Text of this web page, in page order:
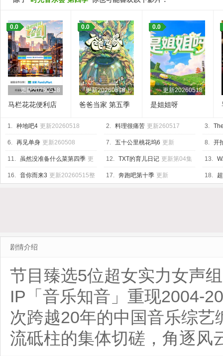
更新20260518
0.0
马栏花花便利店
更新20260518上
0.0
爸爸当家 第五季
更新20260518
0.0
是姐姐呀
1. 种地吧4 更新20260518 2. 料理很痛苦 更新260517 3.
6. 再见单身 更新260508 7. 五十公里桃花坞6 更新
20260518上
8. 开
04集
11. 虽然没准备什么菜第四季 更
新260515
12. TXT的育儿日记 更新第04集 13.
Base
16. 音你而来3 更新20260515整 17. 奔跑吧第十季 更新 18.
剧情介绍
节目臻选5位超女实力女声
IP「音乐知音」重现2004-
次跨越20年的中国音乐综
流砥柱的集体切磋，角逐风